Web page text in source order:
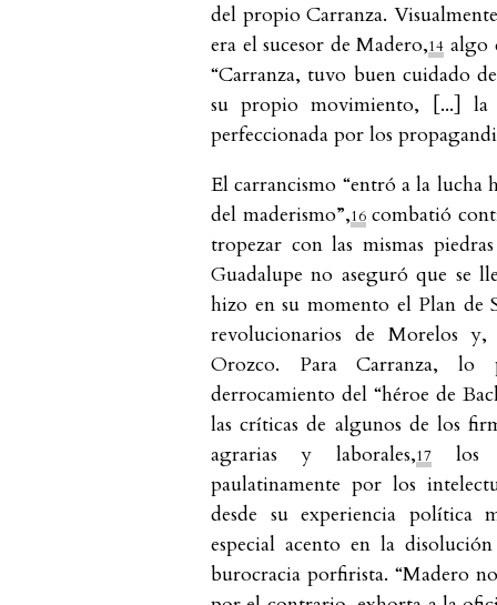
del propio Carranza.
era el sucesor de Madero,14 algo
“Carranza, tuvo buen cuidado
su propio movimiento, [...] la
perfeccionada por los
El carrancismo “entró a la lucha
del maderismo”,16combatió
tropezar con las mismas
Guadalupe no aseguró que se
hizo en su momento el Plan de
revolucionarios de Morelos y,
Orozco. Para Carranza, lo
derrocamiento del “héroe de
las críticas de algunos de los
agrarias y laborales,17
los
paulatinamente por los
desde su experiencia política
especial acento en la
burocracia porfirista. “Madero